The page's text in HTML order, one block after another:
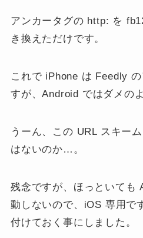
アンカータグの http: を
き換えただけです。
これで iPhone は Feedly
すが、Android ではダメの
うーん、この URL スキー
はないのか…。
残念ですが、ほっといても
動しないので、iOS 専用で
付けておく事にしました。